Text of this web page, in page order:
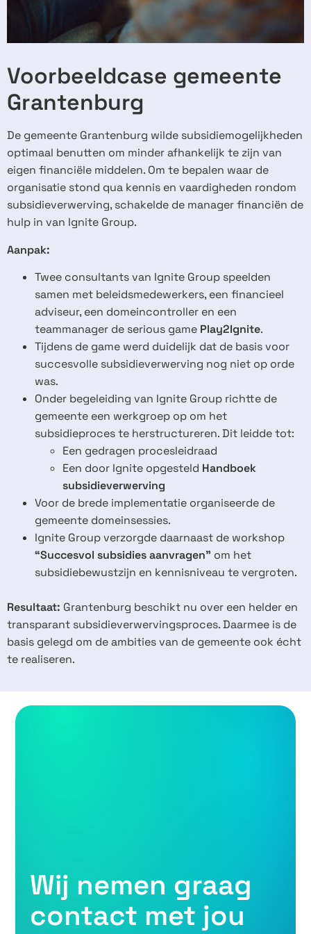
Voorbeeldcase gemeente
Grantenburg
De gemeente Grantenburg wilde subsidiemogelijkheden
optimaal benutten om minder afhankelijk te zijn van
eigen financiële middelen. Om te bepalen waar de
organisatie stond qua kennis en vaardigheden rondom
subsidieverwerving, schakelde de manager financiën de
hulp in van Ignite Group.
Aanpak:
Twee consultants van Ignite Group speelden
samen met beleidsmedewerkers, een financieel
adviseur, een domeincontroller en een
teammanager de serious game Play2Ignite.
Tijdens de game werd duidelijk dat de basis voor
succesvolle subsidieverwerving nog niet op orde
was.
Onder begeleiding van Ignite Group richtte de
gemeente een werkgroep op om het
subsidieproces te herstructureren. Dit leidde tot:
Een gedragen procesleidraad
Een door Ignite opgesteld Handboek
subsidieverwerving
Voor de brede implementatie organiseerde de
gemeente domeinsessies.
Ignite Group verzorgde daarnaast de workshop
“Succesvol subsidies aanvragen” om het
subsidiebewustzijn en kennisniveau te vergroten.
Resultaat: Grantenburg beschikt nu over een helder en
transparant subsidieverwervingsproces. Daarmee is de
basis gelegd om de ambities van de gemeente ook écht
te realiseren.
Wij nemen graag
contact met jou